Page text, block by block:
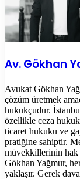
Av. Gökhan
Avukat Gökhan
çözüm üretmek
hukukçudur.
özellikle ceza
ticaret hukuku ve
pratiğine sahiptir.
müvekkillerinin hak
Gökhan Yağmur,
yaklaşır. Gerek